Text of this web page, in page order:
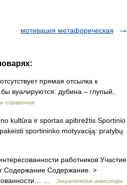
мотивация метафорическая
прямая отсылка к
вуалируются: дубина – глупый,
справочник
kultūra ir sportas apibrėžtis Sportinio
sportininko motyvaciją: pratybų
работников Участие
Содержание Содержание. >
…
Энциклопедия инвестора